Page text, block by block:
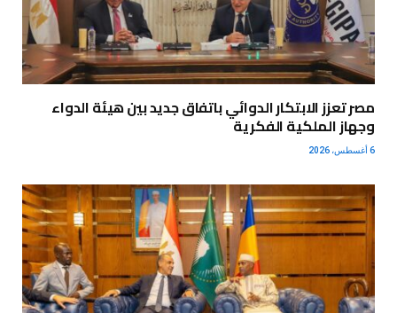
مصر تعزز الابتكار الدوائي باتفاق جديد بين هيئة الدواء
وجهاز الملكية الفكرية
6 أغسطس، 2026